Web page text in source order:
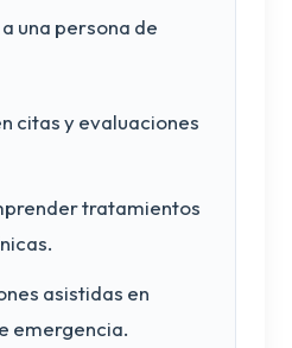
una persona de
citas y evaluaciones
tratamientos
asistidas en
emergencia.